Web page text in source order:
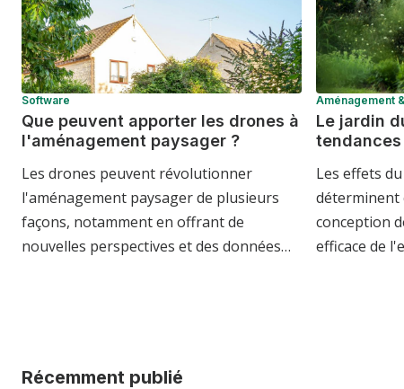
Software
Que peuvent apporter les drones à
l'aménagement paysager ?
Les drones peuvent révolutionner
l'aménagement paysager de plusieurs
façons, notamment en offrant de
nouvelles perspectives et des données…
Aménagement
Le jardin
Les effets
déterminent
conception
efficace de
Récemment publié